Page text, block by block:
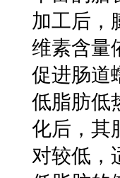
加工后，
维素含量
促进肠道
低脂肪低
化后，其
对较低，